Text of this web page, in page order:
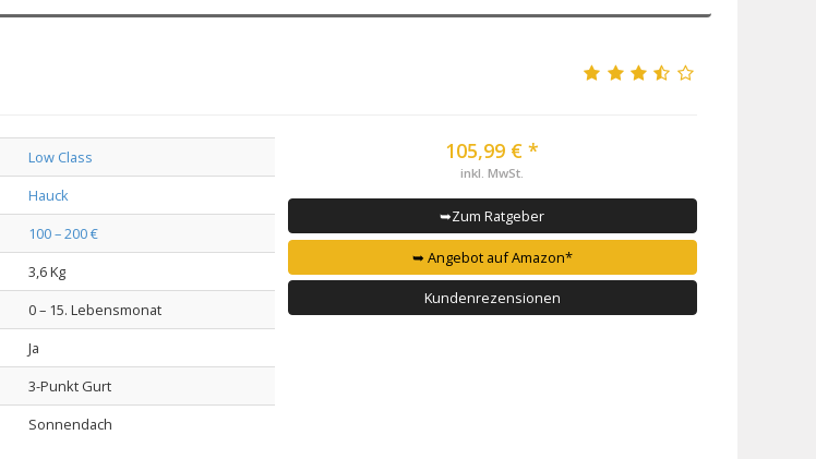
Low Class
Hauck
100 – 200 €
3,6 Kg
0 – 15. Lebensmonat
Ja
3-Punkt Gurt
Sonnendach
105,99 € *
inkl. MwSt.
➥Zum Ratgeber
➥ Angebot auf Amazon*
Kundenrezensionen